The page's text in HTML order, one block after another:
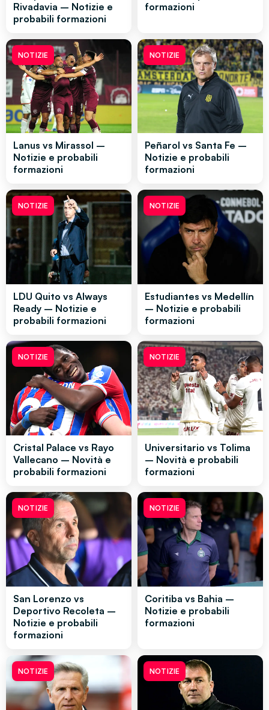
Rivadavia – Notizie e
probabili formazioni
formazioni
NOTIZIE
Lanus vs Mirassol –
Notizie e probabili
formazioni
NOTIZIE
Peñarol vs Santa Fe –
Notizie e probabili
formazioni
NOTIZIE
LDU Quito vs Always
Ready – Notizie e
probabili formazioni
NOTIZIE
Estudiantes vs Medellín
– Notizie e probabili
formazioni
NOTIZIE
Cristal Palace vs Rayo
Vallecano – Novità e
probabili formazioni
NOTIZIE
Universitario vs Tolima
– Novità e probabili
formazioni
NOTIZIE
San Lorenzo vs
Deportivo Recoleta –
Notizie e probabili
formazioni
NOTIZIE
Coritiba vs Bahia –
Notizie e probabili
formazioni
NOTIZIE NOTIZIE